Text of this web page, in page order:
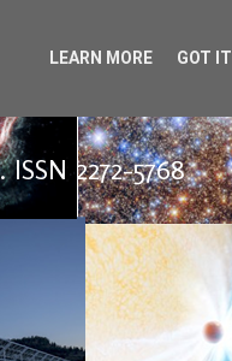
2272-5768
LEARN MORE GOT IT